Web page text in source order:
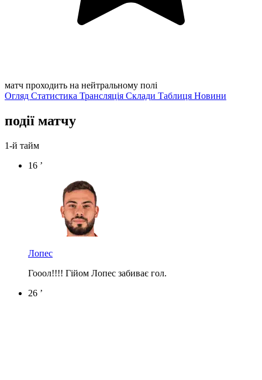
матч проходить на нейтральному полі
Огляд Статистика Трансляція Склади Таблиця Новини
події матчу
1-й тайм
16 ’
Лопес
Гооол!!!! Гійом Лопес забиває гол.
26 ’